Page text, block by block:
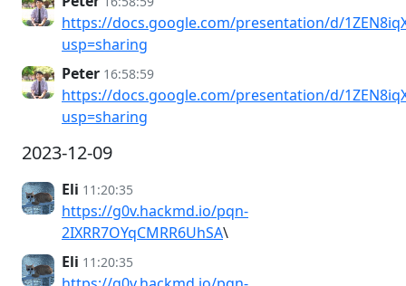
https://docs.google.com/presentation/d/
usp=sharing
Peter 16:58:59
https://docs.google.com/presentation/d/
usp=sharing
2023-12-09
Eli 11:20:35
https://g0v.hackmd.io/pqn-
2IXRR7OYqCMRR6UhSA\
Eli 11:20:35